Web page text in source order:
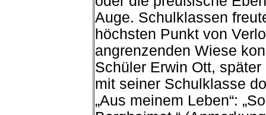
Auge. Schulklassen
höchsten Punkt von
angrenzenden Wiese
Schüler Erwin Ott,
mit seiner Schulklasse
„Aus meinem Leben“: